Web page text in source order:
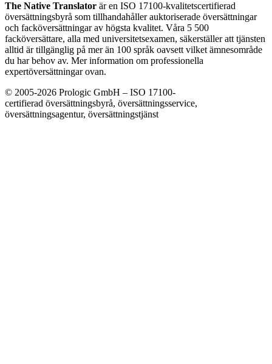
The Native Translator är en ISO 17100-kvalitetscertifierad
översättningsbyrå som tillhandahåller auktoriserade översättningar
och facköversättningar av högsta kvalitet. Våra 5 500
facköversättare, alla med universitetsexamen, säkerställer att tjänsten
alltid är tillgänglig på mer än 100 språk oavsett vilket ämnesområde
du har behov av. Mer information om professionella
expertöversättningar ovan.
© 2005-2026 Prologic GmbH – ISO 17100-
certifierad översättningsbyrå, översättningsservice,
översättningsagentur, översättningstjänst